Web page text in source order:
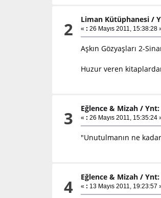
2 Liman Kütüphanesi /
« : 26 Mayıs 2011, 15:38:28
Aşkın Gözyaşları 2-
Huzur veren
3 Eğlence & Mizah /Ynt:
« : 26 Mayıs 2011, 15:35:24
"Unutulmanın ne
4 Eğlence & Mizah /Ynt:
« : 13 Mayıs 2011, 19:23:57